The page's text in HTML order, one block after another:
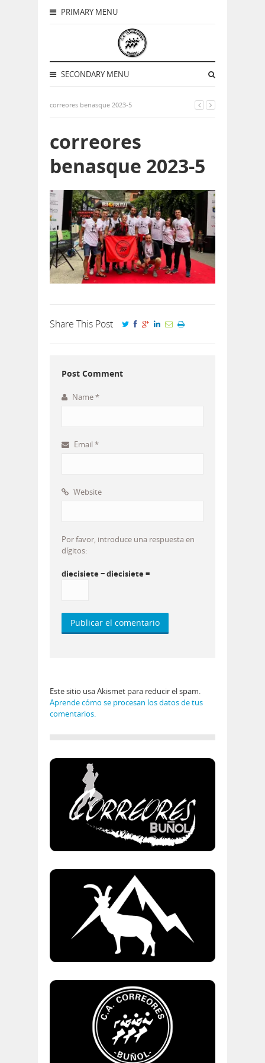
PRIMARY MENU
SECONDARY MENU
correores benasque 2023-5
correores
benasque 2023-5
Share This Post
Post Comment
Name*
Email *
Website
Por favor, introduce una respuesta en
dígitos:
diecisiete − diecisiete =
Este sitio usa Akismet para reducir el spam.
Aprende cómo se procesan los datos de tus
comentarios.